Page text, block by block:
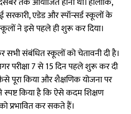
सरकारी, एडेड और स्पॉन्सर्ड स्कूलों के
ने इसे पहले ही शुरू कर दिया।
सभी संबंधित स्कूलों को चेतावनी दी है।
परीक्षा 7 से 15 दिन पहले शुरू कर दी
पूरा किया और शैक्षणिक योजना पर
स्पष्ट किया है कि ऐसे कदम शिक्षण
को प्रभावित कर सकते हैं।